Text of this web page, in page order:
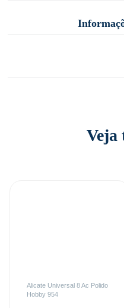
Veja
Alicate Universal 8 Ac Polido
Hobby 954